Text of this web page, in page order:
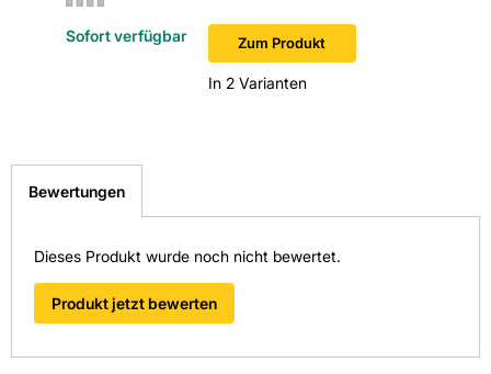
Zum Produkt
In 2 Varianten
Sofort verfügbar
Bewertungen
Dieses Produkt wurde noch nicht bewertet.
Produkt jetzt bewerten